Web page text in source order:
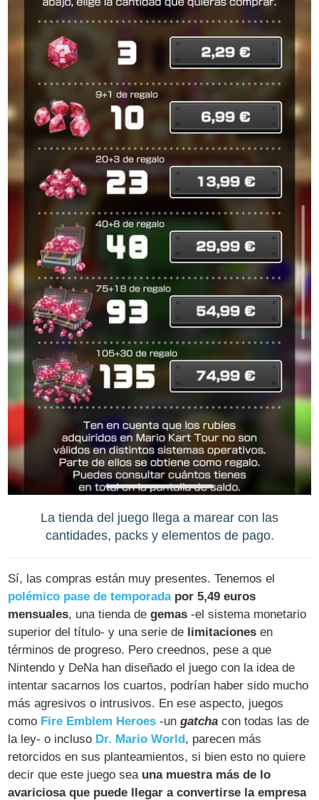
La tienda del juego llega a marear con las
cantidades, packs y elementos de pago.
Sí, las compras están muy presentes. Tenemos el
polémico pase de temporadapor 5,49 euros
mensuales, una tienda degemas -el sistema monetario
superior del título- y una serie de limitaciones en
términos de progreso. Pero creednos, pese a que
Nintendo y DeNa han diseñado el juego con la idea de
intentar sacarnos los cuartos, podrían haber sido mucho
más agresivos o intrusivos. En ese aspecto, juegos
como Fire Emblem Heroes -ungatcha con todas las de
la ley- o incluso Dr. Mario World , parecen más
retorcidos en sus planteamientos, si bien esto no quiere
decir que este juego sea una muestra más de lo
avariciosa que puede llegar a convertirse la empresa